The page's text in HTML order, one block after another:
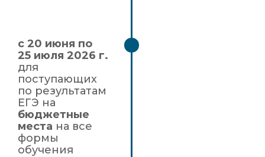
с 20 июня по
25 июля 2026 г.
для
поступающих
по результатам
ЕГЭ на
бюджетные
места на все
формы
обучения